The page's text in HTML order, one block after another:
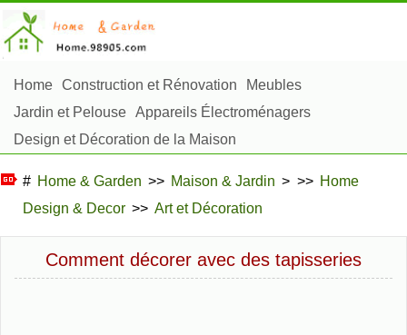
Home Construction et Rénovation
Meubles
Jardin et Pelouse Appareils Électroménagers
Design et Décoration de la Maison
Aménagement et Construction Extérieure
# Home & Garden >> Maison & Jardin > >> Home
Design & Decor >> Art et Décoration
Comment décorer avec des tapisseries